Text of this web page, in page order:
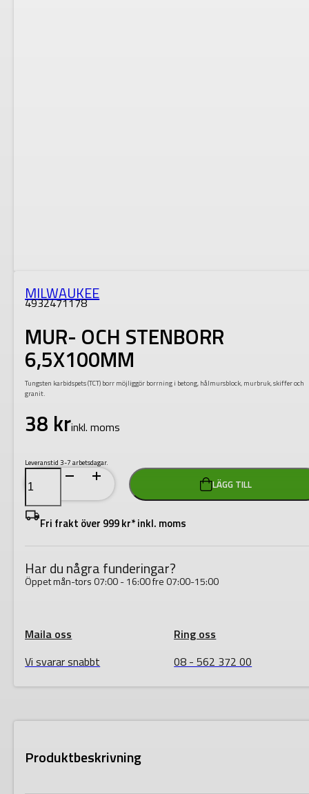
MILWAUKEE
4932471178
MUR- OCH STENBORR
6,5X100MM
Tungsten karbidspets (TCT) borr möjliggör borrning i betong, hålmursblock, murbruk, skiffer och
granit.
38 krinkl. moms
Leveranstid 3-7 arbetsdagar.
MUR-
OCH
STENBORR
6,5X100MM
mängd
LÄGG TILL
Fri frakt över 999 kr* inkl. moms
Har du några funderingar?
Öppet mån-tors 07:00 - 16:00 fre 07:00-15:00
Maila oss
Vi svarar snabbt
Ring oss
08 - 562 372 00
Produktbeskrivning